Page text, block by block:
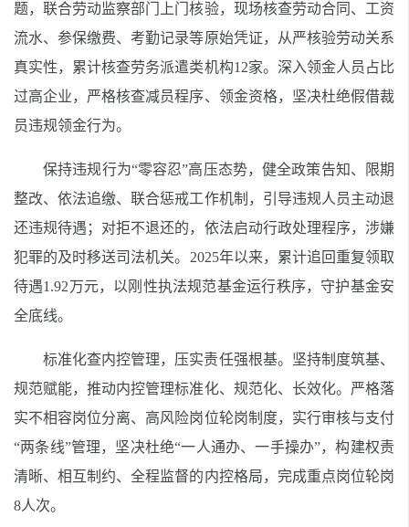
题，联合劳动监察部门上门核验，现场核查劳动合同、工资
流水、参保缴费、考勤记录等原始凭证，从严核验劳动关系
真实性，累计核查劳务派遣类机构12家。深入领金人员占比
过高企业，严格核查减员程序、领金资格，坚决杜绝假借裁
员违规领金行为。
保持违规行为“零容忍”高压态势，健全政策告知、限期
整改、依法追缴、联合惩戒工作机制，引导违规人员主动退
还违规待遇；对拒不退还的，依法启动行政处理程序，涉嫌
犯罪的及时移送司法机关。2025年以来，累计追回重复领取
待遇1.92万元，以刚性执法规范基金运行秩序，守护基金安
全底线。
标准化查内控管理，压实责任强根基。坚持制度筑基、
规范赋能，推动内控管理标准化、规范化、长效化。严格落
实不相容岗位分离、高风险岗位轮岗制度，实行审核与支付
“两条线”管理，坚决杜绝“一人通办、一手操办”，构建权责
清晰、相互制约、全程监督的内控格局，完成重点岗位轮岗
8人次。